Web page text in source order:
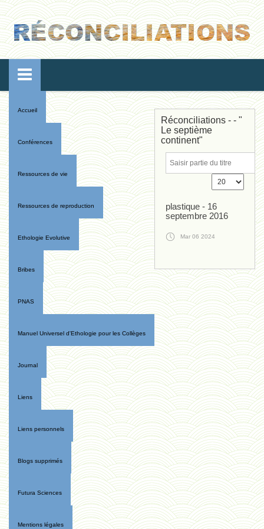
Accueil
Conférences
Ressources de vie
Ressources de reproduction
Ethologie Evolutive
Bribes
PNAS
Manuel Universel d'Ethologie pour les Collèges
Journal
Liens
Liens personnels
Blogs supprimés
Futura Sciences
Mentions légales
Réconciliations - - "
Le septième
continent"
plastique - 16
septembre 2016
Mar 06 2024